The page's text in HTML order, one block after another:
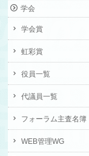
学会
学会賞
虹彩賞
役員一覧
代議員一覧
フォーラム主査名簿
WEB管理WG